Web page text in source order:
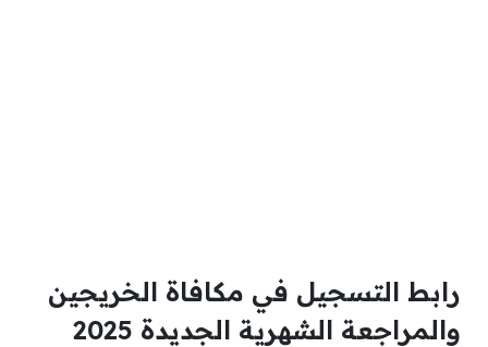
رابط التسجيل في مكافاة الخريجين
والمراجعة الشهرية الجديدة 2025